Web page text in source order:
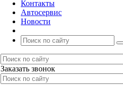
Контакты
Автосервис
Новости
Заказать звонок